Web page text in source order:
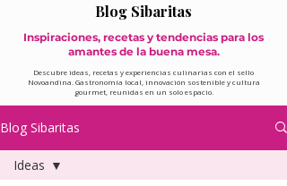
Blog Sibaritas
Inspiraciones, recetas y tendencias para los
amantes de la buena mesa.
Descubre ideas, recetas y experiencias culinarias con el sello
Novoandina. Gastronomía local, innovación sostenible y cultura
gourmet, reunidas en un solo espacio.
Blog Sibaritas
Ideas